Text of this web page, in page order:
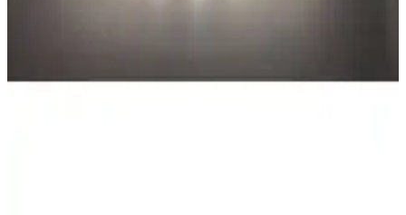
Ema Dükkan 3 Metre Beyaz Neon LED Şerit